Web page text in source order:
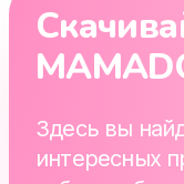
Здесь вы
интересных